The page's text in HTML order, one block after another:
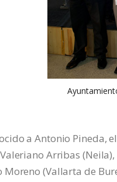
a Antonio Pineda,
Arribas
(Vallarta de